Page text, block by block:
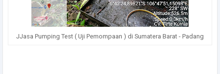
JJasa Pumping Test ( Uji Pemompaan ) di Sumatera Barat - Padang